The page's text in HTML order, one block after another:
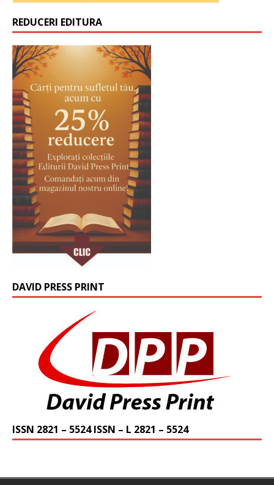
REDUCERI EDITURA
DAVID PRESS PRINT
ISSN 2821 – 5524 ISSN – L 2821 – 5524